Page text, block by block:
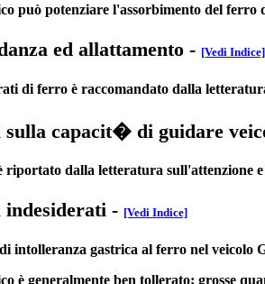
può potenziare l'assorbimento del ferro
ed allattamento - [Vedi Indice]
di ferro è raccomandato dalla
sulla capacit� di guidare
riportato dalla letteratura sull'attenzione
indesiderati - [Vedi Indice]
intolleranza gastrica al ferro nel veicolo
è generalmente ben tollerato; grosse